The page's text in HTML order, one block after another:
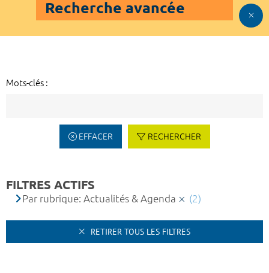
Recherche avancée
Mots-clés :
EFFACER RECHERCHER
FILTRES ACTIFS
Par rubrique: Actualités & Agenda (2)
RETIRER TOUS LES FILTRES